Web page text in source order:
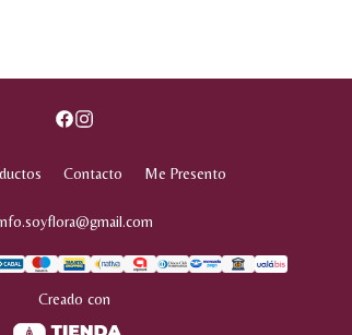
Contacto Me Presento
Creado con